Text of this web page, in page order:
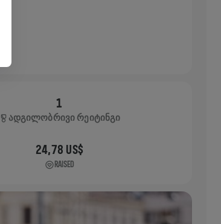
1
ᲐᲓᲒᲘᲚᲝᲑᲠᲘᲕᲘ ᲠᲔᲘᲢᲘᲜᲒᲘ
24,78 US$
RAISED